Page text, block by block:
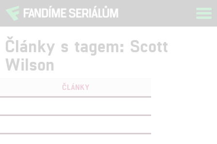
Články s tagem: Scott
Wilson
ČLÁNKY